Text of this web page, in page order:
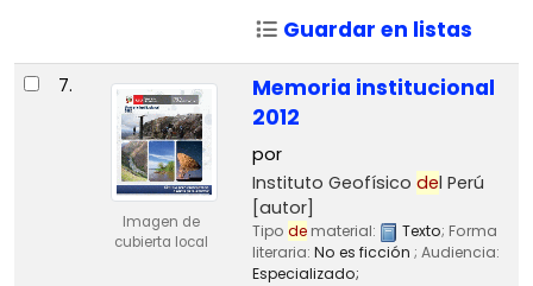
Guardar en listas
7.
Imagen de
cubierta local
Memoria institucional
2012
por
Instituto Geofísico del Perú
[autor]
Tipo dematerial: Texto; Forma
literaria: No es ficción ; Audiencia:
Especializado;